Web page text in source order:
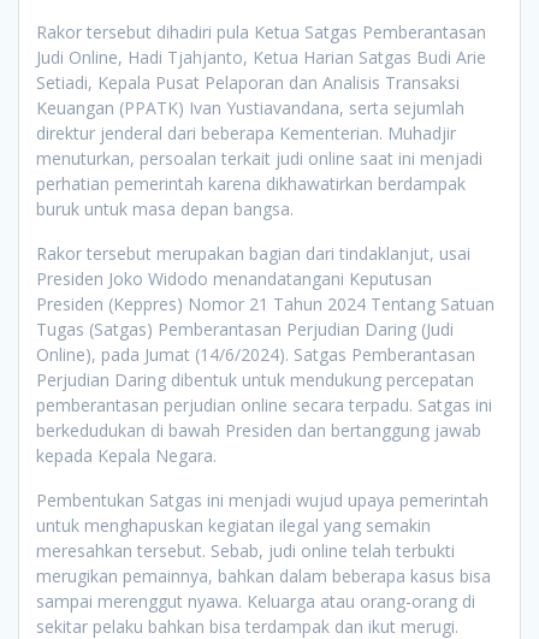
Rakor tersebut dihadiri pula Ketua Satgas Pemberantasan
Judi Online, Hadi Tjahjanto, Ketua Harian Satgas Budi Arie
Setiadi, Kepala Pusat Pelaporan dan Analisis Transaksi
Keuangan (PPATK) Ivan Yustiavandana, serta sejumlah
direktur jenderal dari beberapa Kementerian. Muhadjir
menuturkan, persoalan terkait judi online saat ini menjadi
perhatian pemerintah karena dikhawatirkan berdampak
buruk untuk masa depan bangsa.
Rakor tersebut merupakan bagian dari tindaklanjut, usai
Presiden Joko Widodo menandatangani Keputusan
Presiden (Keppres) Nomor 21 Tahun 2024 Tentang Satuan
Tugas (Satgas) Pemberantasan Perjudian Daring (Judi
Online), pada Jumat (14/6/2024). Satgas Pemberantasan
Perjudian Daring dibentuk untuk mendukung percepatan
pemberantasan perjudian online secara terpadu. Satgas ini
berkedudukan di bawah Presiden dan bertanggung jawab
kepada Kepala Negara.
Pembentukan Satgas ini menjadi wujud upaya pemerintah
untuk menghapuskan kegiatan ilegal yang semakin
meresahkan tersebut. Sebab, judi online telah terbukti
merugikan pemainnya, bahkan dalam beberapa kasus bisa
sampai merenggut nyawa. Keluarga atau orang-orang di
sekitar pelaku bahkan bisa terdampak dan ikut merugi.